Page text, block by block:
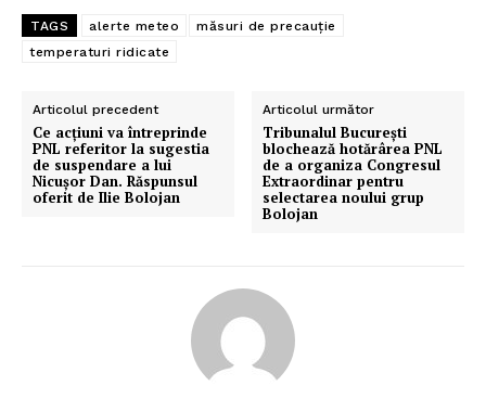
TAGS alerte meteo
măsuri de precauție
temperaturi ridicate
Articolul precedent
Ce acțiuni va întreprinde
PNL referitor la sugestia
de suspendare a lui
Nicușor Dan. Răspunsul
oferit de Ilie Bolojan
Articolul următor
Tribunalul București
blochează hotărârea PNL
de a organiza Congresul
Extraordinar pentru
selectarea noului grup
Bolojan